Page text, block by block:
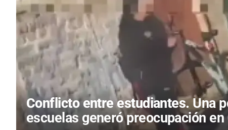
Conflicto entre estudiantes.Una
escuelas generó preocupación en